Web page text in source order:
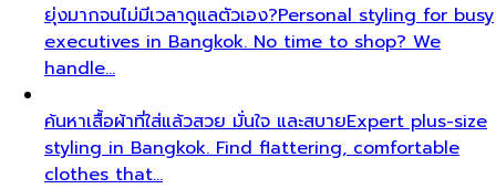
ยุ่งมากจนไม่มีเวลาดูแลตัวเอง?Personal styling for busy
executives in Bangkok. No time to shop? We
handle…
ค้นหาเสื้อผ้าที่ใส่แล้วสวย มั่นใจ และสบายExpert plus-size
styling in Bangkok. Find flattering, comfortable
clothes that…